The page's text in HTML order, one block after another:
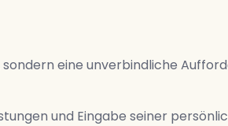
eine unverbindliche
und Eingabe seiner